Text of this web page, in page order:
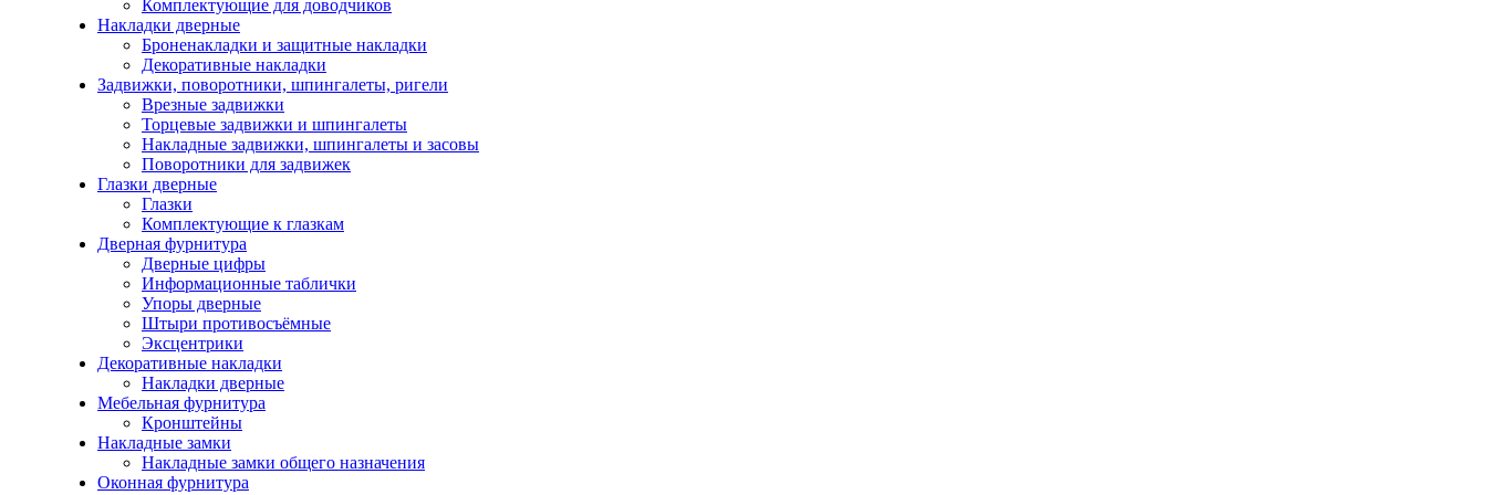
Комплектующие для доводчиков
Накладки дверные
Броненакладки и защитные накладки
Декоративные накладки
Задвижки, поворотники, шпингалеты, ригели
Врезные задвижки
Торцевые задвижки и шпингалеты
Накладные задвижки, шпингалеты и засовы
Поворотники для задвижек
Глазки дверные
Глазки
Комплектующие к глазкам
Дверная фурнитура
Дверные цифры
Информационные таблички
Упоры дверные
Штыри противосъёмные
Эксцентрики
Декоративные накладки
Накладки дверные
Мебельная фурнитура
Кронштейны
Накладные замки
Накладные замки общего назначения
Оконная фурнитура